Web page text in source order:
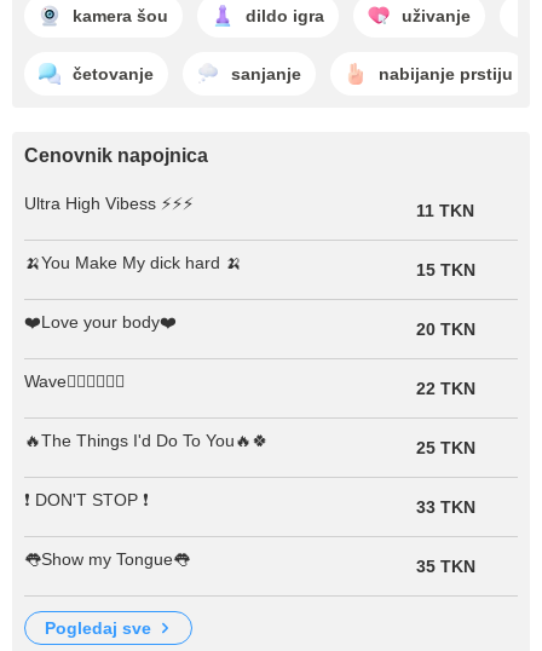
kamera šou dildo igra uživanje
četovanje sanjanje nabijanje prstiju
Cenovnik napojnica
Ultra High Vibess ⚡⚡⚡ 11 TKN
🍌You Make My dick hard 🍌 15 TKN
❤️Love your body❤️ 20 TKN
Wave🏄🏼‍♀️🏄🏼‍♀️ 22 TKN
🔥The Things I'd Do To You🔥🍀 25 TKN
❗️ DON'T STOP ❗️ 33 TKN
👅Show my Tongue👅 35 TKN
pogledaj sve